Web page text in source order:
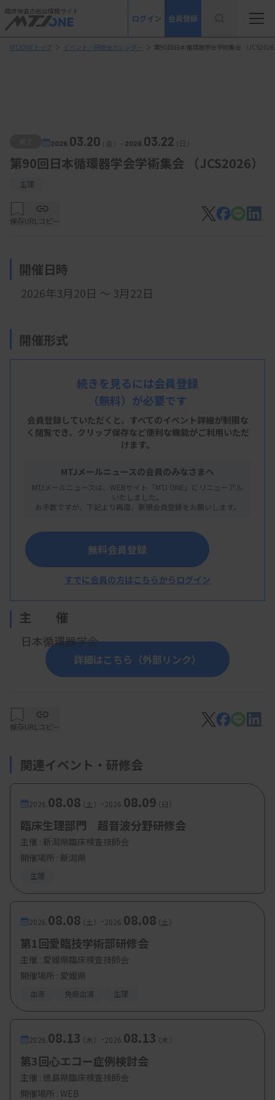
臨床検査の総合情報サイト
ログイン 会員登録
MTJONEトップ ＞ イベント・研修会カレンダー ＞ 第90回日本循環器学会学術集会 （
2026. 03.20（金） - 2026. 03.22（日）
第90回日本循環器学会学術集会 （JCS2026）
生理
保存URLコピー
開催日時
2026年3月20日 ～ 3月22日
開催形式
現地開催
福岡国際会議場
福岡サンパレス
福岡市博多区築港本町2-1
福岡県福岡市博多区沖浜町7-1
マリンメッセ福岡B館
主 催
日本循環器学会
【プログラム】
CARDIOLOGY TO EXPLORE SOCIETY〜
・会 長：野出孝一氏（佐賀大学長）
詳細はこちら（外部リンク）
続きを見るには会員登録
（無料）が必要です
会員登録していただくと、すべてのイベント詳細が制限な
く閲覧でき、 クリップ保存など便利な機能がご利用いただ
けます。
MTJメールニュースの会員のみなさまへ
MTJメールニュースは、WEBサイト「MTJ ONE」にリニューアル
いたしました。
お手数ですが、下記より再度、新規会員登録をお願いします。
無料会員登録
すでに会員の方はこちらからログイン
保存URLコピー
関連イベント・研修会
2026. 08.08（土） -2026. 08.09（日）
臨床生理部門 超音波分野研修会
主催 : 新潟県臨床検査技師会
開催場所 : 新潟県
生理
2026. 08.08（土） -2026. 08.08（土）
第1回愛臨技学術部研修会
主催 : 愛媛県臨床検査技師会
開催場所 : 愛媛県
血液 免疫血清 生理
2026. 08.13（木） -2026. 08.13（木）
第3回心エコー症例検討会
主催 : 徳島県臨床検査技師会
開催場所 : WEB